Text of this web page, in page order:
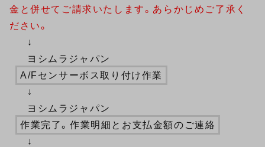
金と併せてご請求いたします。あらかじめご了承く
ださい。
↓
ヨシムラジャパン
A/Fセンサーボス取り付け作業
↓
ヨシムラジャパン
作業完了。作業明細とお支払金額のご連絡
↓